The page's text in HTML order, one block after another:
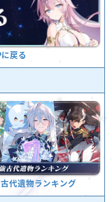
戻る
代遺物ランキング